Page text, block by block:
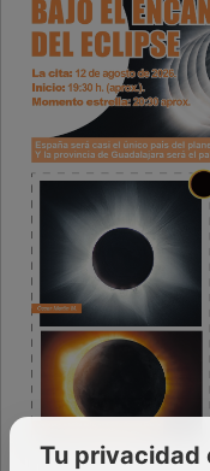
Tu privacidad